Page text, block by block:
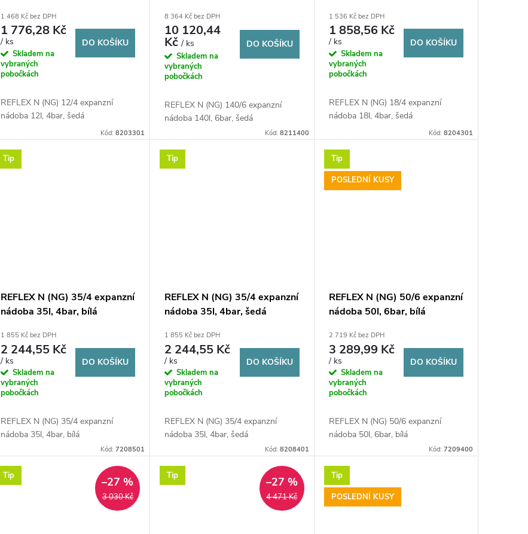
1 468 Kč bez DPH
1 776,28 Kč
/ ks
Skladem na
vybraných
pobočkách
DO KOŠÍKU
REFLEX N (NG) 12/4 expanzní
nádoba 12l, 4bar, šedá
Kód:8203301
8 364 Kč bez DPH
10 120,44
Kč/ ks
Skladem na
vybraných
pobočkách
DO KOŠÍKU
REFLEX N (NG) 140/6 expanzní
nádoba 140l, 6bar, šedá
Kód: 8211400
1 536 Kč bez DPH
1 858,56 Kč
/ ks
Skladem na
vybraných
pobočkách
DO KOŠÍKU
REFLEX N (NG) 18/4 expanzní
nádoba 18l, 4bar, šedá
Kód: 8204301
Tip
REFLEX N (NG) 35/4 expanzní
nádoba 35l, 4bar, bílá
1 855 Kč bez DPH
2 244,55 Kč
/ ks
Skladem na
vybraných
pobočkách
DO KOŠÍKU
REFLEX N (NG) 35/4 expanzní
nádoba 35l, 4bar, bílá
Kód:7208501
Tip
REFLEX N (NG) 35/4 expanzní
nádoba 35l, 4bar, šedá
1 855 Kč bez DPH
2 244,55 Kč
/ ks
Skladem na
vybraných
pobočkách
DO KOŠÍKU
REFLEX N (NG) 35/4 expanzní
nádoba 35l, 4bar, šedá
Kód: 8208401
Tip
POSLEDNÍ KUSY
REFLEX N (NG) 50/6 expanzní
nádoba 50l, 6bar, bílá
2 719 Kč bez DPH
3 289,99 Kč
/ ks
Skladem na
vybraných
pobočkách
DO KOŠÍKU
REFLEX N (NG) 50/6 expanzní
nádoba 50l, 6bar, bílá
Kód: 7209400
Tip
3 030 Kč
–27 % Tip
4 471 Kč
–27 %
Tip
POSLEDNÍ KUSY